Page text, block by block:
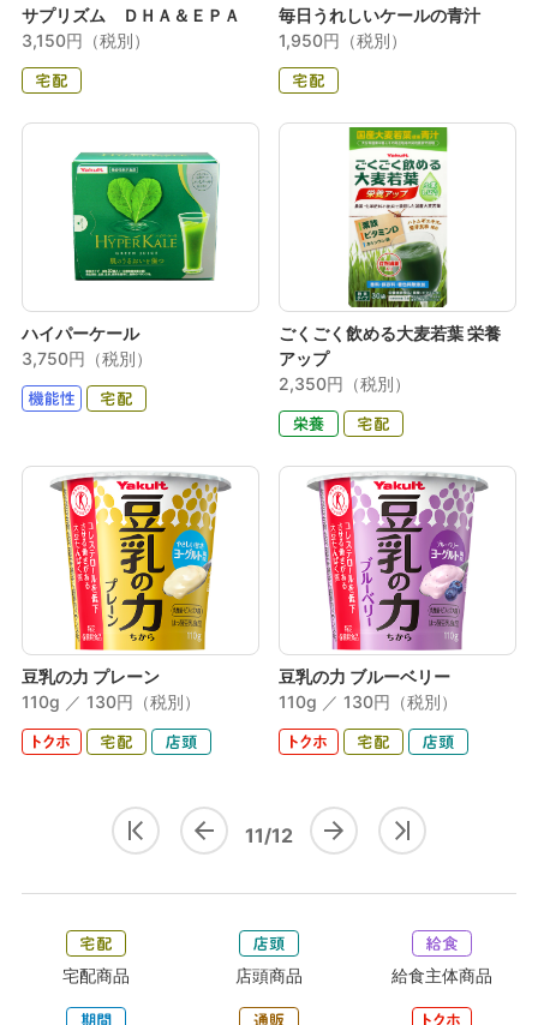
サプリズム ＤＨＡ＆ＥＰＡ
3,150円（税別）
毎日うれしいケールの青汁
1,950円（税別）
ハイパーケール
3,750円（税別）
ごくごく飲める大麦若葉 栄養
アップ
2,350円（税別）
豆乳の力 プレーン
110g ／ 130円（税別）
豆乳の力 ブルーベリー
110g ／ 130円（税別）
11/12
宅配商品 店頭商品 給食主体商品